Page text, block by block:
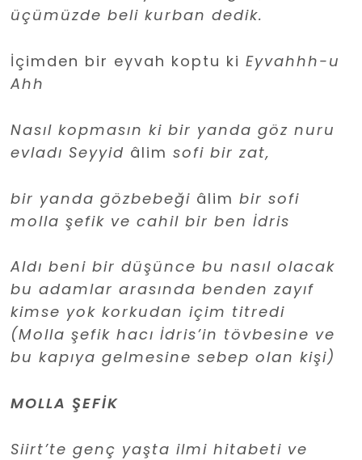
üçümüzde beli kurban dedik.
İçimden bir eyvah koptu kiEyvahhh-u
Ahh
Nasıl kopmasın ki bir yanda göz nuru
evladı Seyyid âlim sofi bir zat,
bir yanda gözbebeği âlim bir sofi
molla şefik ve cahil bir ben İdris
Aldı beni bir düşünce bu nasıl olacak
bu adamlar arasında benden zayıf
kimse yok korkudan içim titredi
(Molla şefik hacı İdris’in tövbesine ve
bu kapıya gelmesine sebep olan kişi)
MOLLA ŞEFİK
Siirt’te genç yaşta ilmi hitabeti ve